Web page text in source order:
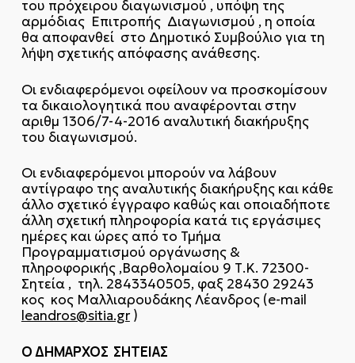
του πρόχειρου διαγωνισμού , υπόψη της
αρμόδιας Επιτροπής Διαγωνισμού , η οποία
θα αποφανθεί στο Δημοτικό Συμβούλιο για τη
λήψη σχετικής απόφασης ανάθεσης.
Οι ενδιαφερόμενοι οφείλουν να προσκομίσουν
τα δικαιολογητικά που αναφέρονται στην
αριθμ 1306/7-4-2016 αναλυτική διακήρυξης
του διαγωνισμού.
Οι ενδιαφερόμενοι μπορούν να λάβουν
αντίγραφο της αναλυτικής διακήρυξης και κάθε
άλλο σχετικό έγγραφο καθώς και οποιαδήποτε
άλλη σχετική πληροφορία κατά τις εργάσιμες
ημέρες και ώρες από το Τμήμα
Προγραμματισμού οργάνωσης &
πληροφορικής ,Βαρθολομαίου 9 Τ.Κ. 72300-
Σητεία , τηλ. 2843340505, φαξ 28430 29243
κος κος Μαλλιαρουδάκης Λέανδρος (e-mail
leandros@sitia.gr)
Ο ΔΗΜΑΡΧΟΣ ΣΗΤΕΙΑΣ